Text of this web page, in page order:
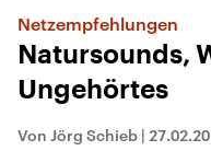
Netzempfehlungen
Natursounds,
Ungehörtes
Von Jörg Schieb |